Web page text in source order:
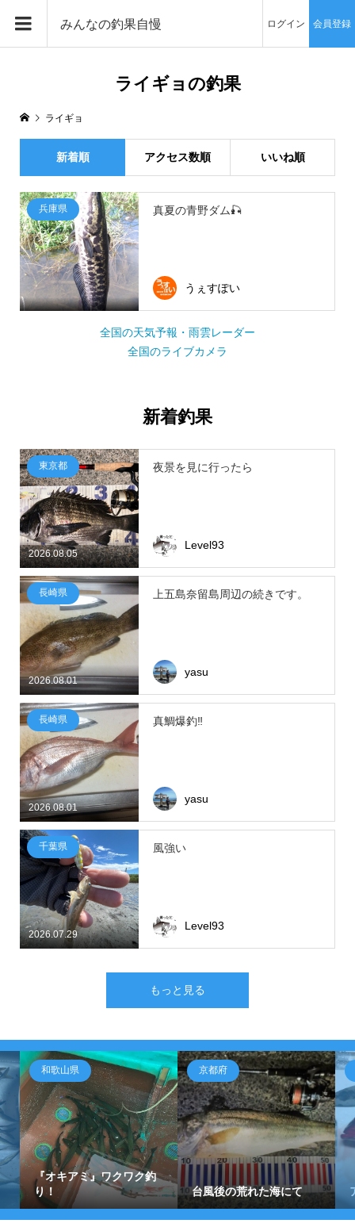
みんなの釣果自慢 ログイン 会員登録
ライギョの釣果
ライギョ
新着順 アクセス数順 いいね順
兵庫県 真夏の青野ダム🎣
うぇすぽい
全国の天気予報・雨雲レーダー
全国のライブカメラ
新着釣果
2026.08.05
東京都 夜景を見に行ったら
Level93
2026.08.01
長崎県 上五島奈留島周辺の続きです。
yasu
2026.08.01
長崎県 真鯛爆釣‼
yasu
2026.07.29
千葉県 風強い
Level93
もっと見る
和歌山県
『オキアミ』ワクワク釣
り！
京都府
台風後の荒れた海にて